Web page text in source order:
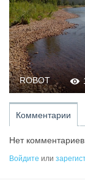
ROBOT
Комментарии
Нет
Войдите или